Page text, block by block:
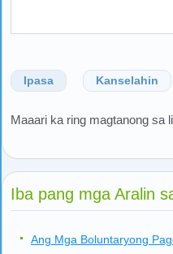
Ipasa Kanselahin
Maaari ka ring magtanong sa
Iba pang mga Aralin
Ang Mga Boluntaryong